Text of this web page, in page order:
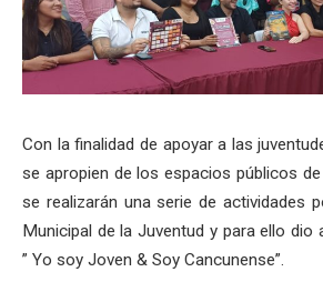
Con la finalidad de apoyar a las
se apropien de los espacios públicos
se realizarán una serie de actividades
Municipal de la Juventud y para ello dio
” Yo soy Joven & Soy Cancunense”.